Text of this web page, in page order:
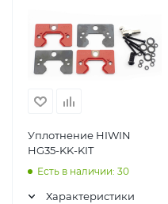
Уплотнение HIWIN
HG35-KK-KIT
Есть в наличии: 30
Характеристики